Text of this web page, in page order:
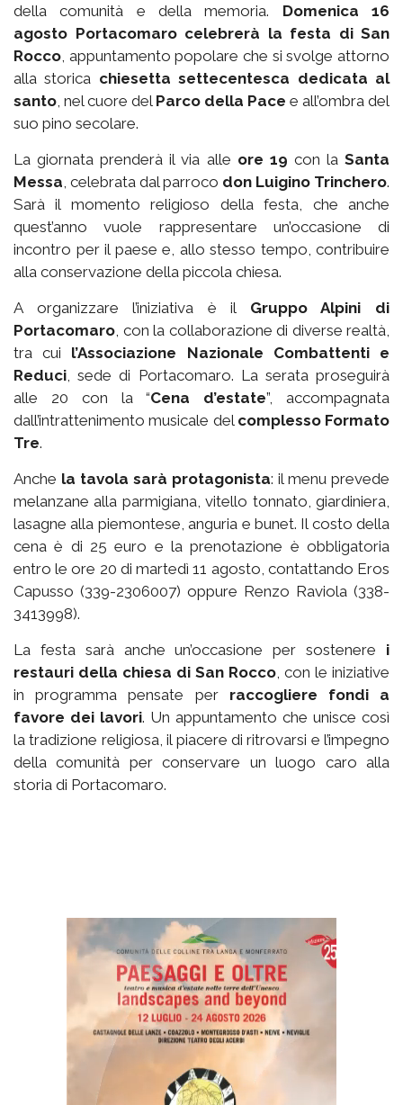
della comunità e della memoria. Domenica 16
agosto Portacomaro celebrerà la festa di San
Rocco , appuntamento popolare che si svolge attorno
alla storica chiesetta settecentesca dedicata al
santo , nel cuore del Parco della Pace e all’ombra del
suo pino secolare.
La giornata prenderà il via alle ore 19 con laSanta
Messa , celebrata dal parroco don Luigino Trinchero.
Sarà il momento religioso della festa, che anche
quest’anno vuole rappresentare un’occasione di
incontro per il paese e, allo stesso tempo, contribuire
alla conservazione della piccola chiesa.
A organizzare l’iniziativa è il Gruppo Alpini di
Portacomaro , con la collaborazione di diverse realtà,
tra cui l’Associazione Nazionale Combattenti e
Reduci , sede di Portacomaro. La serata proseguirà
alle 20 con la “Cena d’estate”, accompagnata
dall’intrattenimento musicale del complesso Formato
Tre.
Anche la tavola sarà protagonista: il menu prevede
melanzane alla parmigiana, vitello tonnato, giardiniera,
lasagne alla piemontese, anguria e bunet. Il costo della
cena è di 25 euro e la prenotazione è obbligatoria
entro le ore 20 di martedì 11 agosto, contattando Eros
Capusso (339-2306007) oppure Renzo Raviola (338-
3413998).
La festa sarà anche un’occasione per sostenere i
restauri della chiesa di San Rocco , con le iniziative
in programma pensate per raccogliere fondi a
favore dei lavori. Un appuntamento che unisce così
la tradizione religiosa, il piacere di ritrovarsi e l’impegno
della comunità per conservare un luogo caro alla
storia di Portacomaro.